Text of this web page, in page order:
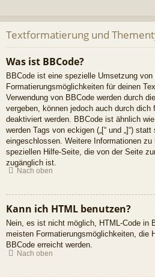
Textformatierung und
Was ist BBCode?
BBCode ist eine spezielle Umsetzung
Formatierungsmöglichkeiten für deinen
Verwendung von BBCode werden durch
vergeben, können jedoch auch durch dich
deaktiviert werden. BBCode ist ähnlich
werden Tags von eckigen („[“ und „]“) statt
eingeschlossen. Weitere Informationen
speziellen Hilfe-Seite, die von der Seite
zugänglich ist.
Nach oben
Kann ich HTML benutzen?
Nein, es ist nicht möglich, HTML-Code in
meisten Formatierungsmöglichkeiten, die
BBCode erreicht werden.
Nach oben